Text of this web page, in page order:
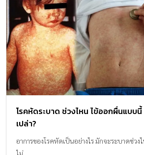
โรคหัดระบาด ช่วงไหน ไข้ออกผื่นแบบ
เปล่า?
อาการของโรคหัดเป็นอย่างไร มักจะระบาดช่ว
ไม่